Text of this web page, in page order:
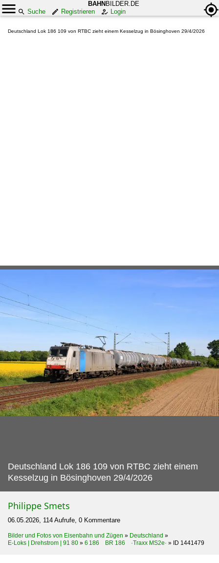
BAHN BILDER.DE
Suche
Registrieren Login
Deutschland Lok 186 109 von RTBC zieht einem Kesselzug in Bösinghoven 29/4/2026
Deutschland Lok 186 109 von RTBC zieht einem
Kesselzug in Bösinghoven 29/4/2026
Philippe Smets
06.05.2026, 114 Aufrufe, 0 Kommentare
Bilder und Fotos von Eisenbahn und Zügen » Deutschland »
E-Loks | Drehstrom | 91 80 » 6 186 BR 186 ·Traxx MS2e· » ID 1441479